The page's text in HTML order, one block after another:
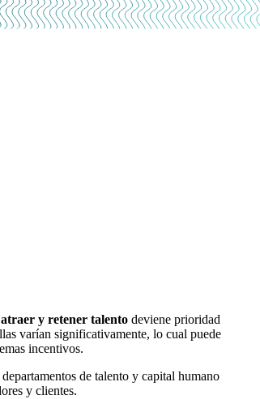
atraer y retener talento deviene prioridad
varían significativamente, lo cual puede
incentivos.
de talento y capital humano
y clientes.